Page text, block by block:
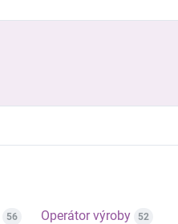
56 Operátor výroby 52